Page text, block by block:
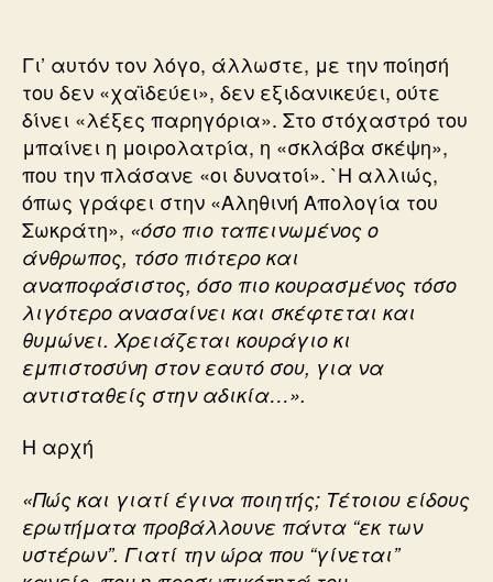
Γι’ αυτόν τον λόγο, άλλωστε, με την ποίησή
του δεν «χαϊδεύει», δεν εξιδανικεύει, ούτε
δίνει «λέξες παρηγόρια». Στο στόχαστρό του
μπαίνει η μοιρολατρία, η «σκλάβα σκέψη»,
που την πλάσανε «οι δυνατοί». `Η αλλιώς,
όπως γράφει στην «Αληθινή Απολογία του
Σωκράτη», «όσο πιο ταπεινωμένος ο
άνθρωπος, τόσο πιότερο και
αναποφάσιστος, όσο πιο κουρασμένος τόσο
λιγότερο ανασαίνει και σκέφτεται και
θυμώνει. Χρειάζεται κουράγιο κι
εμπιστοσύνη στον εαυτό σου, για να
αντισταθείς στην αδικία…».
Η αρχή
«Πώς και γιατί έγινα ποιητής; Τέτοιου είδους
ερωτήματα προβάλλουνε πάντα “εκ των
υστέρων”. Γιατί την ώρα που “γίνεται”